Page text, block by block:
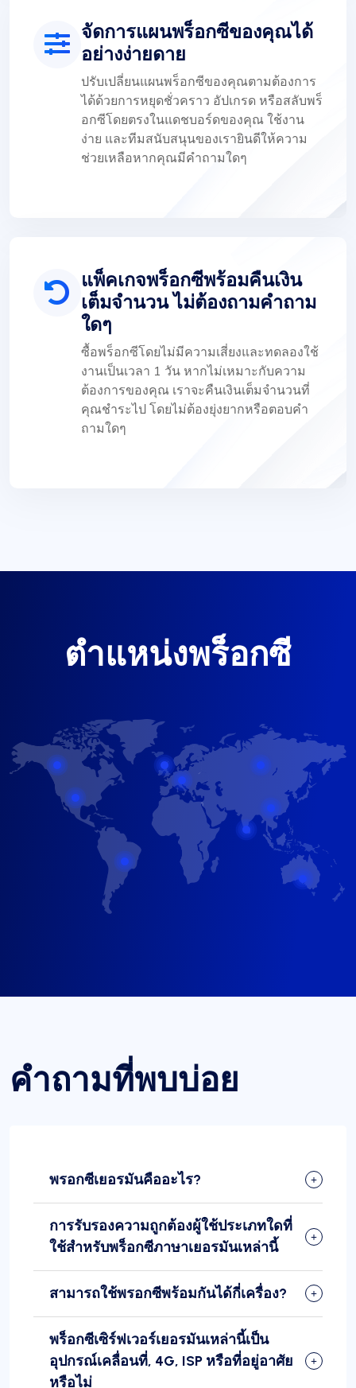
จัดการแผนพร็อกซีของคุณได้
อย่างง่ายดาย
ปรับเปลี่ยนแผนพร็อกซีของคุณตามต้องการ
ได้ด้วยการหยุดชั่วคราว อัปเกรด หรือสลับพร็
อกซีโดยตรงในแดชบอร์ดของคุณ ใช้งาน
ง่าย และทีมสนับสนุนของเรายินดีให้ความ
ช่วยเหลือหากคุณมีคำถามใดๆ
แพ็คเกจพร็อกซีพร้อมคืนเงิน
เต็มจำนวน ไม่ต้องถามคำถาม
ใดๆ
ซื้อพร็อกซีโดยไม่มีความเสี่ยงและทดลองใช้
งานเป็นเวลา 1 วัน หากไม่เหมาะกับความ
ต้องการของคุณ เราจะคืนเงินเต็มจำนวนที่
คุณชำระไป โดยไม่ต้องยุ่งยากหรือตอบคำ
ถามใดๆ
ตำแหน่งพร็อกซี
คำถามที่พบบ่อย
พรอกซีเยอรมันคืออะไร?
การรับรองความถูกต้องผู้ใช้ประเภทใดที่
ใช้สำหรับพร็อกซีภาษาเยอรมันเหล่านี้
สามารถใช้พรอกซีพร้อมกันได้กี่เครื่อง?
พร็อกซีเซิร์ฟเวอร์เยอรมันเหล่านี้เป็น
อุปกรณ์เคลื่อนที่, 4G, ISP หรือที่อยู่อาศัย
หรือไม่